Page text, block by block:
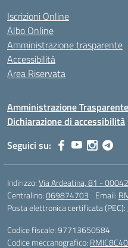
Iscrizioni Online
Albo Online
Amministrazione trasparente
Accessibilità
Area Riservata
Amministrazione Trasparente
Dichiarazione di accessibilità
Seguici su:
Indirizzo:Via Ardeatina, 81 -
Centralino:069874703 Email:
Posta elettronica certificata (PEC):
Codice fiscale: 97713650584
Codice meccanografico: